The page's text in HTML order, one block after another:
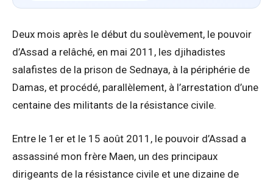
Deux mois après le début du soulèvement, le pouvoir
d’Assad a relâché, en mai 2011, les djihadistes
salafistes de la prison de Sednaya, à la périphérie de
Damas, et procédé, parallèlement, à l’arrestation d’une
centaine des militants de la résistance civile.
Entre le 1er et le 15 août 2011, le pouvoir d’Assad a
assassiné mon frère Maen, un des principaux
dirigeants de la résistance civile et une dizaine de